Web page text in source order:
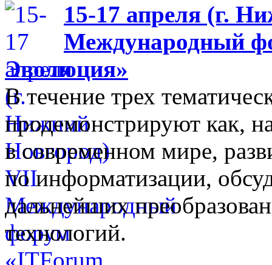
15-17 апреля (г.
Международный
Эволюция»
В течение трех
продемонстрируют как,
в современном мире,
по информатизации,
дальнейших
технологий.